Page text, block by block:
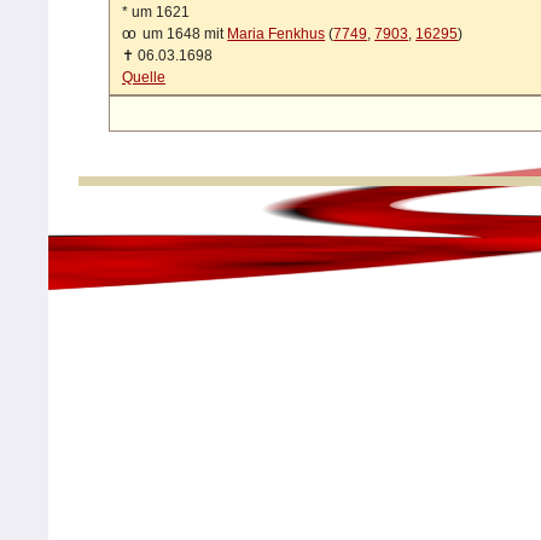
* um 1621
oo um 1648 mit Maria Fenkhus (7749,7903, 16295)
✝ 06.03.1698
Quelle